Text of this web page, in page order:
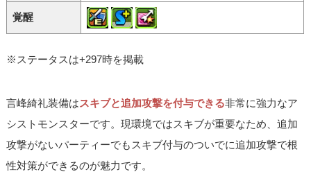
覚醒
※ステータスは+297時を掲載
言峰綺礼装備はスキブと追加攻撃を付与できる非常に強力なア
シストモンスターです。現環境ではスキブが重要なため、追加
攻撃がないパーティーでもスキブ付与のついでに追加攻撃で根
性対策ができるのが魅力です。